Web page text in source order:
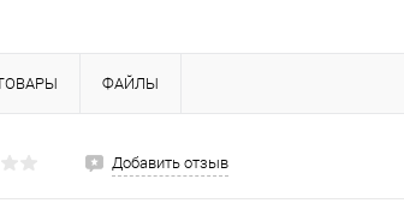
ФАЙЛЫ
Добавить отзыв